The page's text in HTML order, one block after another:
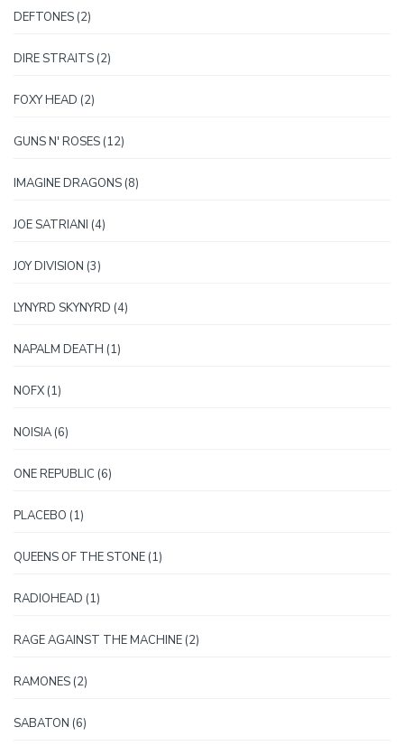
DEFTONES 22
DIRE STRAITS 22
FOXY HEAD 22
GUNS N' ROSES 1212
IMAGINE DRAGONS 88
JOE SATRIANI 44
JOY DIVISION 33
LYNYRD SKYNYRD 44
NAPALM DEATH 11
NOFX 11
NOISIA 66
ONE REPUBLIC 66
PLACEBO 11
QUEENS OF THE STONE 11
RADIOHEAD 11
RAGE AGAINST THE MACHINE 22
RAMONES 22
SABATON 66